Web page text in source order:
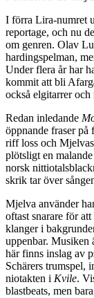
I förra Lira-numret
reportage, och nu
om genren. Olav
hardingspelman,
Under flera år har
kommit att bli
också elgitarrer och
Redan inledande
öppnande fraser på
riff loss och
plötsligt en
norsk
skrik tar över
Mjelva använder
oftast snarare för
klanger i
uppenbar. Musiken
här finns inslag av
Schärers trumspel,
niotakten i Kvile.
blastbeats, men